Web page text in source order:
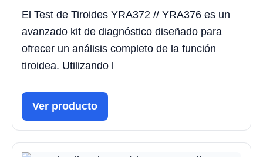
El Test de Tiroides YRA372 // YRA376 es un
avanzado kit de diagnóstico diseñado para
ofrecer un análisis completo de la función
tiroidea. Utilizando l
Ver producto